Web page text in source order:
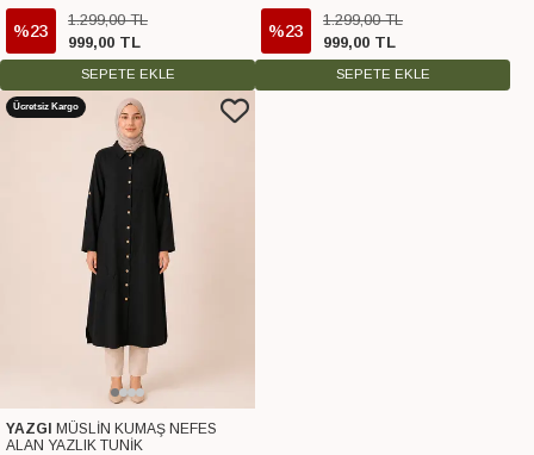
%23
1.299,00 TL
999,00 TL
SEPETE EKLE
%23
1.299,00 TL
999,00 TL
SEPETE EKLE
Ücretsiz Kargo
YAZGI
MÜSLİN KUMAŞ NEFES
ALAN YAZLIK TUNİK